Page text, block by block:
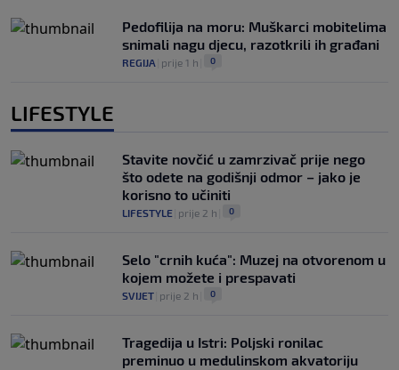
Pedofilija na moru: Muškarci mobitelima
snimali nagu djecu, razotkrili ih građani
REGIJA prije 1 h 0
LIFESTYLE
Stavite novčić u zamrzivač prije nego
što odete na godišnji odmor – jako je
korisno to učiniti
LIFESTYLE prije 2 h 0
Selo "crnih kuća": Muzej na otvorenom u
kojem možete i prespavati
SVIJET prije 2 h 0
Tragedija u Istri: Poljski ronilac
preminuo u medulinskom akvatoriju